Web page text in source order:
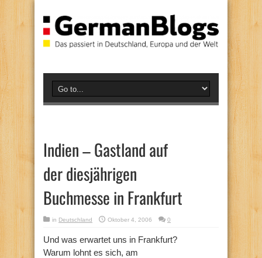
Indien – Gastland auf
der diesjährigen
Buchmesse in Frankfurt
in Deutschland Oktober 4, 2006 0
Und was erwartet uns in Frankfurt?
Warum lohnt es sich, am